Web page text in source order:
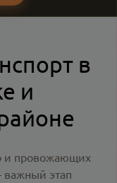
в
и
и провожающих
важный этап